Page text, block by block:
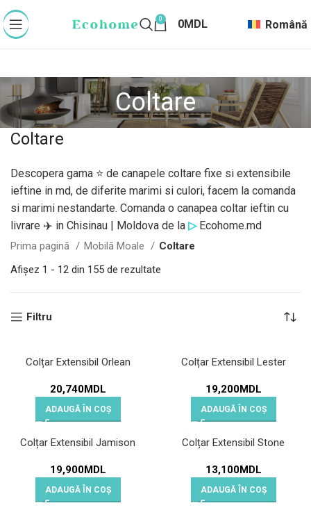
0 0MDL Română
Coltare
Coltare
Descopera gama ⭐ de canapele coltare fixe si extensibile
ieftine in md, de diferite marimi si culori, facem la comanda
si marimi nestandarte. Comanda o canapea coltar ieftin cu
livrare ✈️ in Chisinau | Moldova de la ▷Ecohome.md
Prima pagină Mobilă Moale
Coltare
Afișez 1 - 12 din 155 de rezultate
Filtru
Colțar Extensibil Orlean
20,740MDL
ADAUGĂ ÎN COȘ
Colțar Extensibil Lester
19,200MDL
ADAUGĂ ÎN COȘ
Colțar Extensibil Jamison
19,900MDL
ADAUGĂ ÎN COȘ
Colțar Extensibil Stone
13,100MDL
ADAUGĂ ÎN COȘ